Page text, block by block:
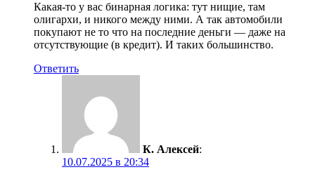
Какая-то у вас бинарная логика: тут нищие, там
олигархи, и никого между ними. А так автомобили
покупают не то что на последние деньги — даже на
отсутствующие (в кредит). И таких большинство.
Ответить
К. Алексей:
10.07.2025 в 20:34